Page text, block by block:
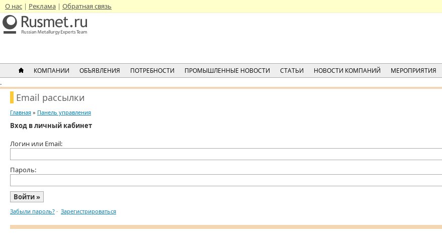
О нас Реклама Обратная связь
КОМПАНИИ ОБЪЯВЛЕНИЯ ПОТРЕБНОСТИ ПРОМЫШЛЕННЫЕ НОВОСТИ СТАТЬИ НОВОСТИ КОМПАНИЙ МЕРОПРИЯТИЯ
.
Email рассылки
Главная » Панель управления
Вход в личный кабинет
Логин или Email:
Пароль:
Забыли пароль? · Зарегистрироваться